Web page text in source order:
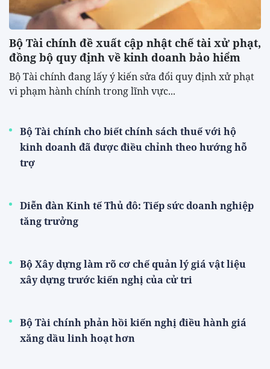
Bộ Tài chính đề xuất cập nhật chế tài xử phạt,
đồng bộ quy định về kinh doanh bảo hiểm
Bộ Tài chính đang lấy ý kiến sửa đổi quy định xử phạt
vi phạm hành chính trong lĩnh vực...
Bộ Tài chính cho biết chính sách thuế với hộ
kinh doanh đã được điều chỉnh theo hướng hỗ
trợ
Diễn đàn Kinh tế Thủ đô: Tiếp sức doanh nghiệp
tăng trưởng
Bộ Xây dựng làm rõ cơ chế quản lý giá vật liệu
xây dựng trước kiến nghị của cử tri
Bộ Tài chính phản hồi kiến nghị điều hành giá
xăng dầu linh hoạt hơn